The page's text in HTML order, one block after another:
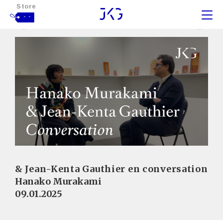
Store
- -
& Jean-Kenta Gauthier en conversation
Hanako Murakami
09.01.2025